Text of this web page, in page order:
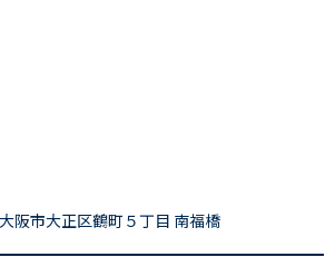
阪市大正区鶴町５丁目 南福橋